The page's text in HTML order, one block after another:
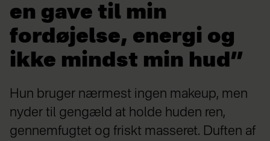
en gave til min
fordøjelse, energi og
ikke mindst min hud”
Hun bruger nærmest ingen makeup, men
nyder til gengæld at holde huden ren,
gennemfugtet og friskt masseret. Duften af